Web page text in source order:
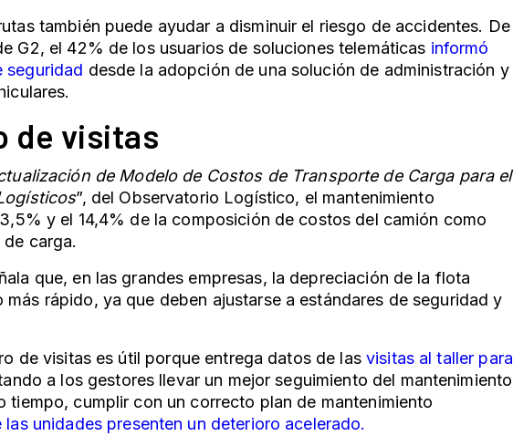
también puede ayudar a disminuir el riesgo de accidentes. De
G2, el 42% de los usuarios de soluciones telemáticas informó
seguridad desde la adopción de una solución de administración y
de visitas
de Modelo de Costos de Transporte de Carga para el
”, del Observatorio Logístico, el mantenimiento
y el 14,4% de la composición de costos del camión como
carga.
que, en las grandes empresas, la depreciación de la flota
más rápido, ya que deben ajustarse a estándares de seguridad y
de visitas es útil porque entrega datos de las visitas al taller para
a los gestores llevar un mejor seguimiento del mantenimiento
tiempo, cumplir con un correcto plan de mantenimiento
las unidades presenten un deterioro acelerado.